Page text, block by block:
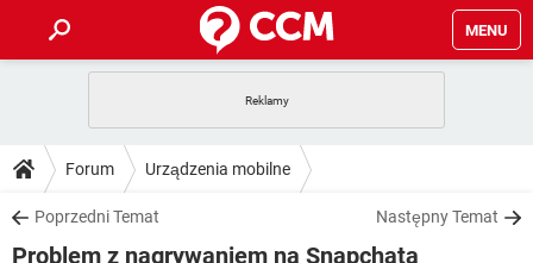
MENU
GRY WHATSAPP
SPOTIFY
INSTAGRAM FACEBOOK
PORADY
PlayStation TIKTOK
DO POBRANIA
ANDROID TIKTOK
Forum Urządzenia mobilne
Poprzedni Temat Następny Temat
Problem z nagrywaniem na Snapchata